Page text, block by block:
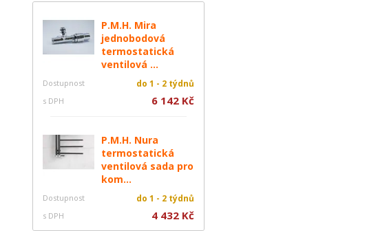
P.M.H. Mira
jednobodová
termostatická
ventilová ...
Dostupnost do 1 - 2 týdnů
s DPH 6 142 Kč
P.M.H. Nura
termostatická
ventilová sada pro
kom...
Dostupnost do 1 - 2 týdnů
s DPH 4 432 Kč